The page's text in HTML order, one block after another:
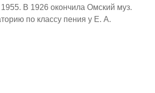
В 1926 окончила Омский муз.
по классу пения у Е. А.